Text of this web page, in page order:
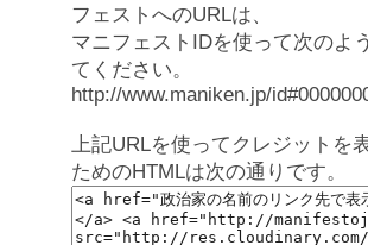
フェストへのURLは、
マニフェストIDを使って次のよ
てください。
http://www.maniken.jp/
上記URLを使ってクレジットを
ためのHTMLは次の通りです。